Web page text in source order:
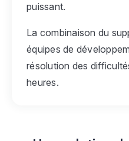
puissant.
La combinaison du
équipes de
résolution des
heures.